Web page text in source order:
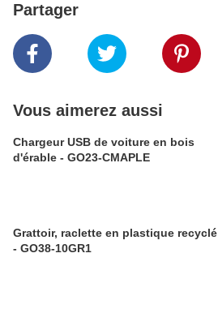
Partager
Vous aimerez aussi
Chargeur USB de voiture en bois
d'érable - GO23-CMAPLE
Grattoir, raclette en plastique recyclé
- GO38-10GR1